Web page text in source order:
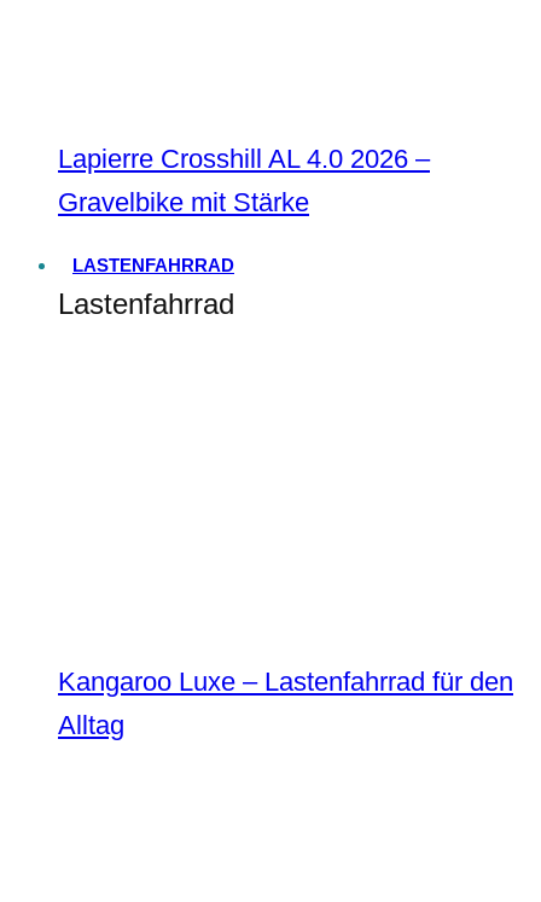
Lapierre Crosshill AL 4.0 2026 –
Gravelbike mit Stärke
LASTENFAHRRAD
Lastenfahrrad
Kangaroo Luxe – Lastenfahrrad für den
Alltag